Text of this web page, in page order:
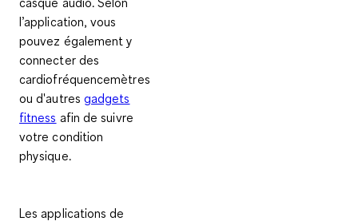
l’application, vous
pouvez également y
connecter des
cardiofréquencemètres
ou d'autres gadgets
fitness afin de suivre
votre condition
physique.
Les applications de